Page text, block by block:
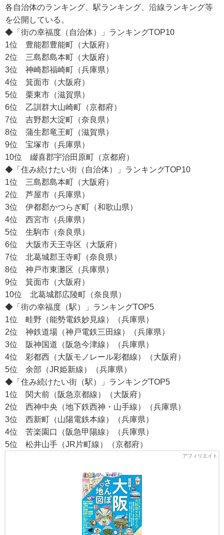
各自治体のランキング、駅ランキング、沿線ランキング等
を公開している。
◆「街の幸福度（自治体）」ランキングTOP10
1位 豊能郡豊能町（大阪府）
2位 三島郡島本町（大阪府）
3位 神崎郡福崎町（兵庫県）
4位 箕面市（大阪府）
5位 栗東市（滋賀県）
6位 乙訓群大山崎町（京都府）
7位 吉野郡大淀町（奈良県）
8位 蒲生郡竜王町（滋賀県）
9位 宝塚市（兵庫県）
10位 綴喜郡宇治田原町（京都府）
◆「住み続けたい街（自治体）」ランキングTOP10
1位 三島郡島本町（大阪府）
2位 芦屋市（兵庫県）
3位 伊都郡かつらぎ町（和歌山県）
4位 西宮市（兵庫県）
5位 生駒市（奈良県）
6位 大阪市天王寺区（大阪府）
7位 北葛城郡王寺町（奈良県）
8位 神戸市東灘区（兵庫県）
9位 箕面市（大阪府）
10位 北葛城郡広陵町（奈良県）
◆「街の幸福度（駅）」ランキングTOP5
1位 畦野（能勢電鉄妙見線）（兵庫県）
2位 神鉄道場（神戸電鉄三田線）（兵庫県）
3位 阪神国道（阪急今津線）（兵庫県）
4位 彩都西（大阪モノレール彩都線）（大阪府）
5位 余部（JR姫新線）（兵庫県）
◆「住み続けたい街（駅）」ランキングTOP5
1位 関大前（阪急京都線）（大阪府）
2位 西神中央（地下鉄西神・山手線）（兵庫県）
3位 西新町（山陽電鉄本線）（兵庫県）
4位 苦楽園口（阪急甲陽線）（兵庫県）
5位 松井山手（JR片町線）（京都府）